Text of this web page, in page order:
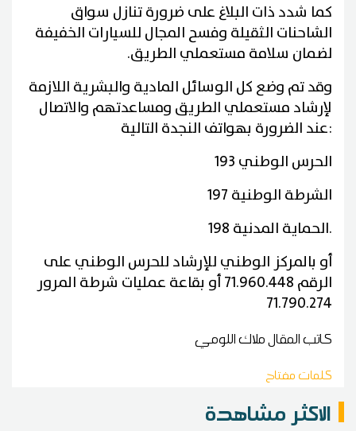
كما شدد ذات البلاغ على ضرورة تنازل سواق
الشاحنات الثقيلة وفسح المجال للسيارات الخفيفة
لضمان سلامة مستعملي الطريق.
وقد تم وضع كل الوسائل المادية والبشرية اللازمة
لإرشاد مستعملي الطريق ومساعدتهم والاتصال
عند الضرورة بهواتف النجدة التالية:
193 الحرس الوطني
197 الشرطة الوطنية
198 الحماية المدنية.
أو بالمركز الوطني للإرشاد للحرس الوطني على
الرقم 71.960.448 أو بقاعة عمليات شرطة المرور
71.790.274
كاتب المقالملاك اللومي
كلمات مفتاح
الاكثر مشاهدة